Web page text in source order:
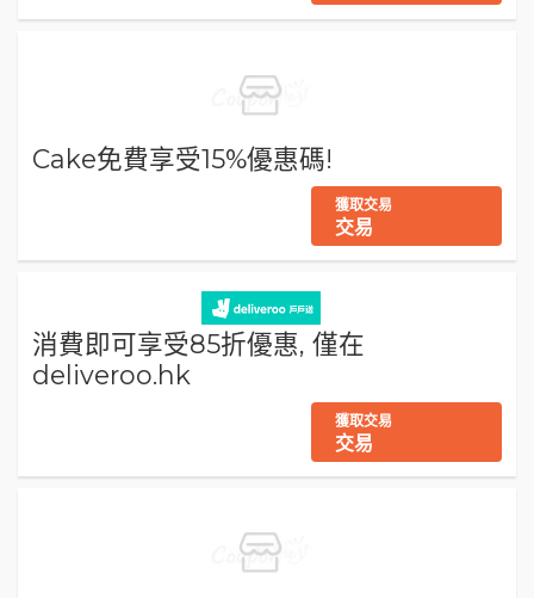
Cake免費享受15%優惠碼!
獲取交易
交易
消費即可享受85折優惠, 僅在
deliveroo.hk
獲取交易
交易